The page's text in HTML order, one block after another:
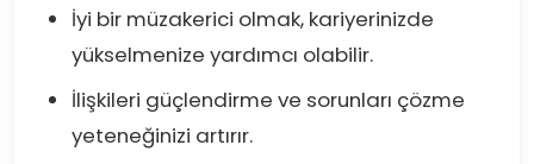
İyi bir müzakerici olmak, kariyerinizde
yükselmenize yardımcı olabilir.
İlişkileri güçlendirme ve sorunları çözme
yeteneğinizi artırır.